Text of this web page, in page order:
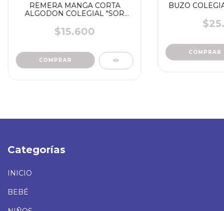
REMERA MANGA CORTA
ALGODON COLEGIAL "SOR
$15.600
COMPRAR
BUZO
COMPRAR
Categorías
INICIO
BEBÉ